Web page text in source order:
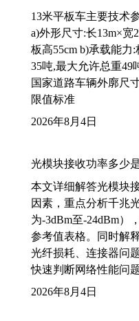
13米平板车主要技术
a)外形尺寸:长13m×宽
板高55cm b)承载能力:
35吨,最大允许总重49
国家道路车辆外廓尺
限值标准
2026年8月4日
光模块接收功率多少
本文详细解答光模块
因素，重点分析千兆
为-3dBm至-24dBm）
参考值表格。同时解
光纤损耗、连接器问
快速判断网络性能问题
2026年8月4日